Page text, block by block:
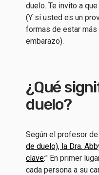
duelo. Te invito a
(Y si usted es un
formas de estar
embarazo).
¿Qué
duelo?
Según el profesor
de duelo), la Dra.
clave:" En primer
cada persona a su